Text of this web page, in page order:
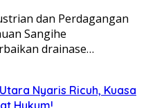
dan Perdagangan
Sangihe
drainase…
Nyaris Ricuh, Kuasa
Hukum!